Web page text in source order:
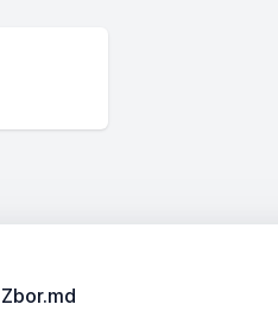
Zbor.md